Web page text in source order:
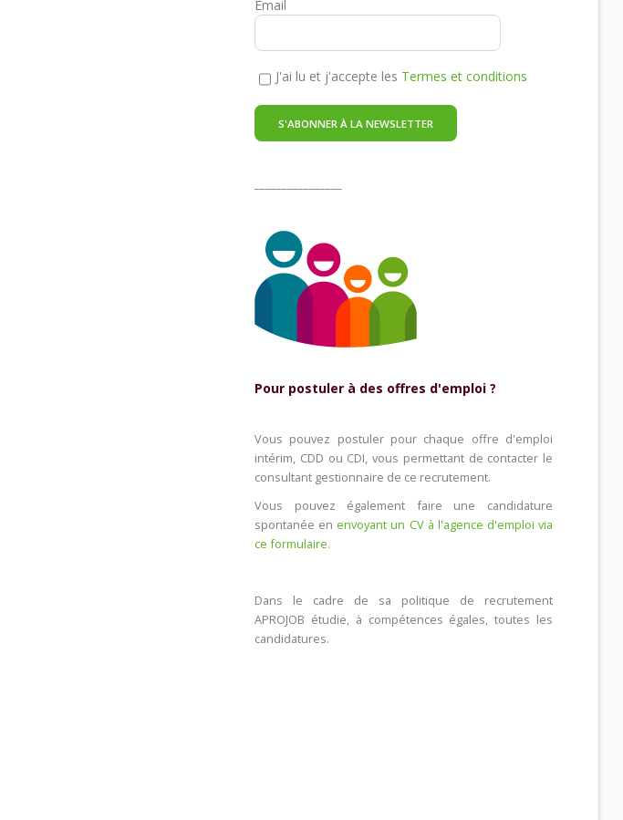
Email
J'ai lu et j'accepte les Termes et conditions
Pour postuler à des offres d'emploi ?
Vous pouvez postuler pour chaque offre d'emploi
intérim, CDD ou CDI, vous permettant de contacter le
consultant gestionnaire de ce recrutement.
Vous pouvez également faire une candidature
spontanée en envoyant un CV à l'agence d'emploi via
ce formulaire.
Dans le cadre de sa politique de recrutement
APROJOB étudie, à compétences égales, toutes les
candidatures.